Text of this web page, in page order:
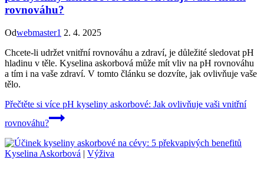
rovnováhu?
Odwebmaster1 2. 4. 2025
Chcete-li udržet vnitřní rovnováhu a zdraví, je důležité sledovat pH
hladinu v těle. Kyselina askorbová může mít vliv na pH rovnováhu
a tím i na vaše zdraví. V tomto článku se dozvíte, jak ovlivňuje vaše
tělo.
Přečtěte si více pH kyseliny askorbové: Jak ovlivňuje vaši vnitřní
rovnováhu?
Kyselina Askorbová | Výživa